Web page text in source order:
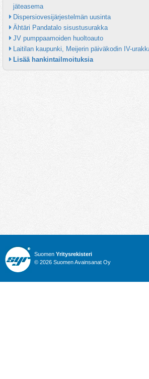
jäteasema
Dispersiovesijärjestelmän uusinta
Ähtäri Pandatalo sisustusurakka
JV pumppaamoiden huoltoauto
Laitilan kaupunki, Meijerin päiväkodin IV-
Lisää hankintailmoituksia
Suomen Yritysrekisteri
© 2026 Suomen Avainsanat Oy